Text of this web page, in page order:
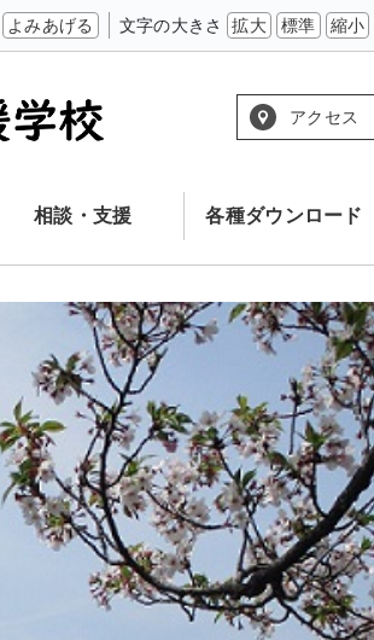
よみあげる 文字の大きさ 拡大 標準 縮小
アクセス
相談・支援 各種ダウンロード